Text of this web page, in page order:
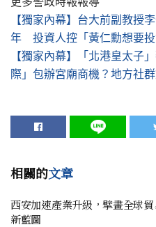
【獨家內幕】台大前副教授
年 投資人控「黃仁勳想要投
【獨家內幕】「北港皇太子
際」包辦宮廟商機？地方社群
相關的文章
西安加速產業升級，擘畫全球
新藍圖